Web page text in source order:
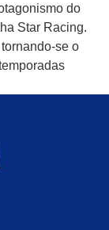
do
Star Racing.
se o